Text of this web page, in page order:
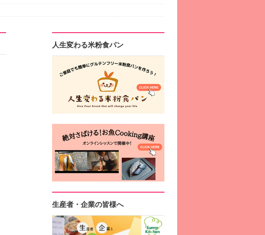
人生変わる米粉食パン
生産者・企業の皆様へ